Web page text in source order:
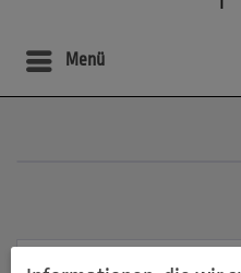
Menü